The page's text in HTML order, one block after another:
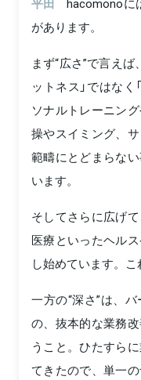
があります。
まず“広さ”で言え
ットネス」ではな
ソナルトレーニン
操やスイミング、
範疇にとどまらな
います。
そしてさらに広げ
医療といったヘル
し始めています。こ
一方の“深さ”は、
の、抜本的な業務
うこと。ひたすら
てきたので、単一